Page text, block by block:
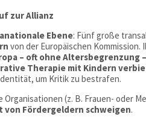
zur Allianz
Ebene: Fünf große
von der Europäischen Kommission.
– oft ohne Altersbegrenzung –
Therapie mit Kindern
um Kritik zu bestrafen.
(z. B. Frauen- oder
von Fördergeldern schweigen.